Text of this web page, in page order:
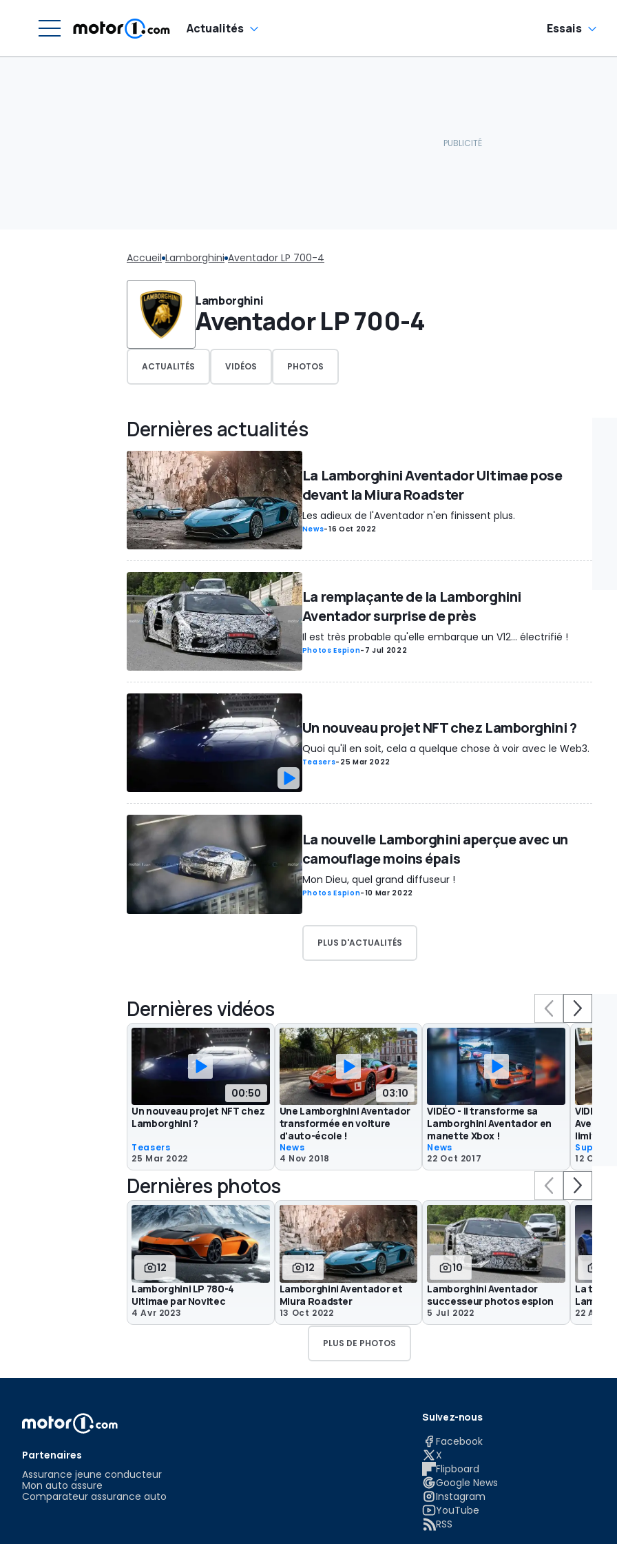
Actualités Essais
Accueil Lamborghini Aventador LP 700-4
Lamborghini
Aventador LP 700-4
ACTUALITÉS VIDÉOS PHOTOS
Dernières actualités
La Lamborghini Aventador Ultimae pose
devant la Miura Roadster
Les adieux de l'Aventador n'en finissent plus.
News-16 Oct 2022
La remplaçante de la Lamborghini
Aventador surprise de près
Il est très probable qu'elle embarque un V12... électrifié !
Photos Espion- 7 Jul 2022
Un nouveau projet NFT chez Lamborghini ?
Quoi qu'il en soit, cela a quelque chose à voir avec le Web3.
Teasers- 25 Mar 2022
La nouvelle Lamborghini aperçue avec un
camouflage moins épais
Mon Dieu, quel grand diffuseur !
Photos Espion-10 Mar 2022
PLUS D'ACTUALITÉS
Dernières vidéos
00:50
Un nouveau projet NFT chez
Lamborghini ?
Teasers
25 Mar 2022
03:10
Une Lamborghini Aventador
transformée en voiture
d'auto-école !
News
4 Nov 2018
VIDÉO - Il transforme sa
Lamborghini Aventador en
manette Xbox !
News
22 Oct 2017
VIDÉO –
limites
12 Oct
Dernières photos
12
Lamborghini LP 780-4
Ultimae par Novitec
4 Avr 2023
12
Lamborghini Aventador et
Miura Roadster
13 Oct 2022
10
Lamborghini Aventador
successeur photos espion
5 Jul 2022
La toute
22 Avr
PLUS DE PHOTOS
Partenaires
Assurance jeune conducteur
Mon auto assure
Comparateur assurance auto
Suivez-nous
Facebook
X
Flipboard
Google News
Instagram
YouTube
RSS